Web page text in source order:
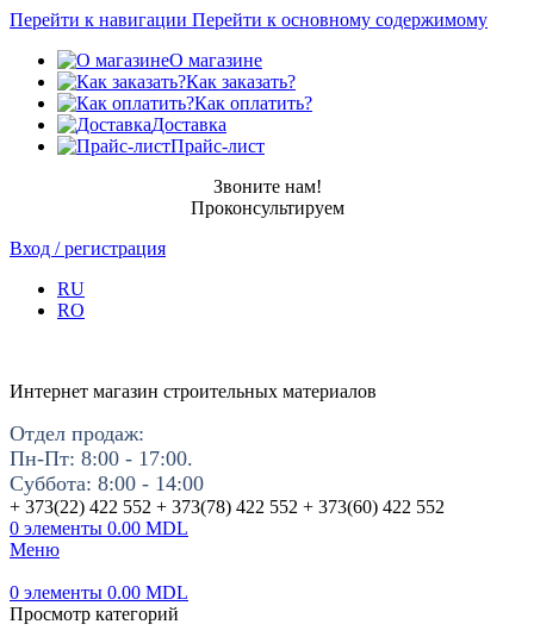
Перейти к навигации Перейти к основному содержимому
О магазине
Как заказать?
Как оплатить?
Доставка
Прайс-лист
Звоните нам!
Проконсультируем
Вход / регистрация
RU
RO
Интернет магазин строительных материалов
Отдел продаж:
Пн-Пт: 8:00 - 17:00.
Суббота: 8:00 - 14:00
+ 373(22) 422 552 + 373(78) 422 552 + 373(60) 422 552
0 элементы 0.00 MDL
Меню
0 элементы 0.00 MDL
Просмотр категорий